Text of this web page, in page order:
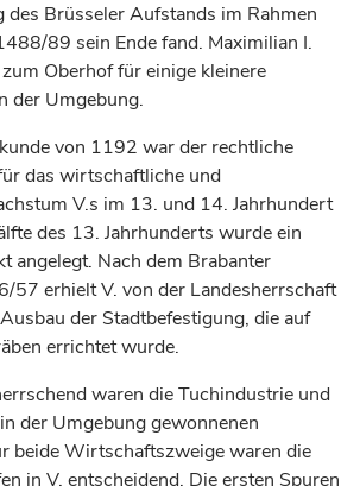
Brüsseler Aufstands im Rahmen
89 sein Ende fand. Maximilian I.
Oberhof für einige kleinere
der Umgebung.
von 1192 war der rechtliche
das wirtschaftliche und
V.s im 13. und 14. Jahrhundert
des 13. Jahrhunderts wurde ein
angelegt. Nach dem Brabanter
57 erhielt V. von der Landesherrschaft
der Stadtbefestigung, die auf
errichtet wurde.
waren die Tuchindustrie und
der Umgebung gewonnenen
beide Wirtschaftszweige waren die
in V. entscheidend. Die ersten Spuren